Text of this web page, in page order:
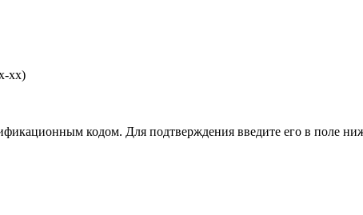
хх)
кодом. Для подтверждения введите его в поле